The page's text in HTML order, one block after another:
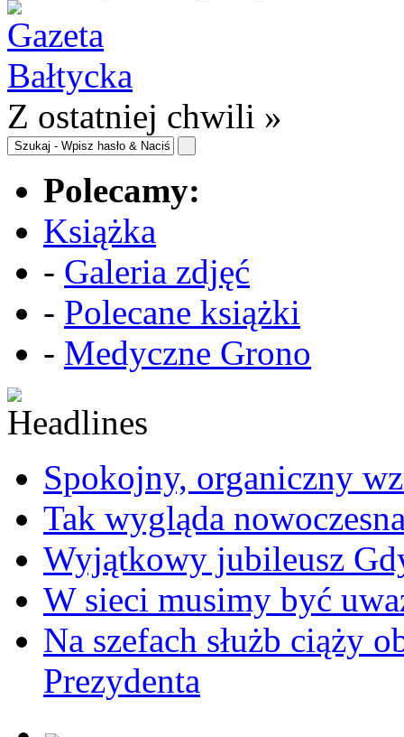
Z ostatniej chwili »
Polecamy:
Książka
- Galeria zdjęć
- Polecane książki
- Medyczne Grono
Spokojny, organiczny
Tak wygląda
Wyjątkowy jubileusz
W sieci musimy być
Na szefach służb ciąży
Prezydenta